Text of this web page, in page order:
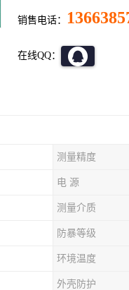
销售电话：
在线QQ：
测量精度
电 源
测量介质
防暴等级
环境温度
外壳防护